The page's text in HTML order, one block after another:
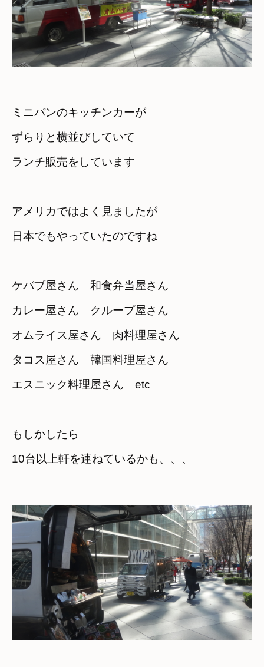
ミニバンのキッチンカーが
ずらりと横並びしていて
ランチ販売をしています
アメリカではよく見ましたが
日本でもやっていたのですね
ケバブ屋さん　和食弁当屋さん
カレー屋さん　クループ屋さん
オムライス屋さん　肉料理屋さん
タコス屋さん　韓国料理屋さん
エスニック料理屋さん　etc
もしかしたら
10台以上軒を連ねているかも、、、